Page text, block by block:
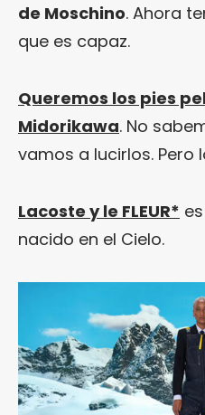
de Moschino. Ahora
que es capaz.
Queremos los pies
Midorikawa. No
vamos a lucirlos. Pero
Lacoste y le FLEUR*
nacido en el Cielo.